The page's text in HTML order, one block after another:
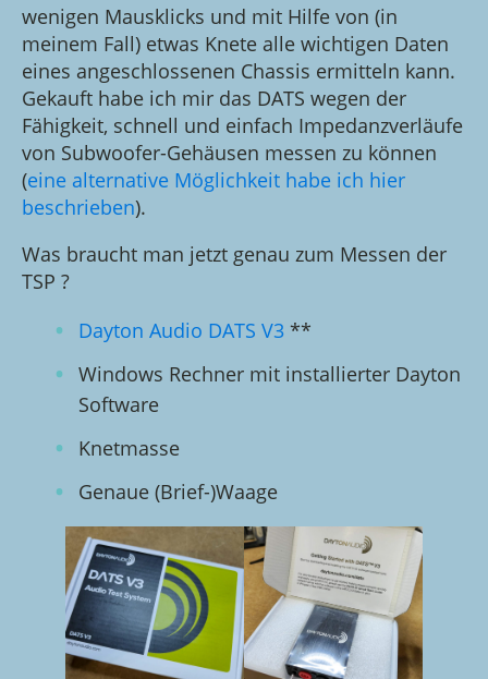
wenigen Mausklicks und mit Hilfe von (in
meinem Fall) etwas Knete alle wichtigen Daten
eines angeschlossenen Chassis ermitteln kann.
Gekauft habe ich mir das DATS wegen der
Fähigkeit, schnell und einfach Impedanzverläufe
von Subwoofer-Gehäusen messen zu können
(eine alternative Möglichkeit habe ich hier
beschrieben).
Was braucht man jetzt genau zum Messen der
TSP ?
Dayton Audio DATS V3 **
Windows Rechner mit installierter Dayton
Software
Knetmasse
Genaue (Brief-)Waage